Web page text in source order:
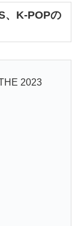
、K-POPの
2023